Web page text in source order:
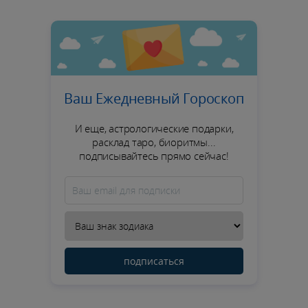
Ваш Ежедневный Гороскоп
И еще, астрологические подарки,
расклад таро, биоритмы...
подписывайтесь прямо сейчас!
подписаться